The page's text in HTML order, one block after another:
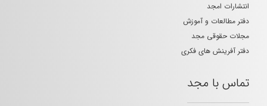
انتشارات امجد
دفتر مطالعات و آموزش
مجلات حقوقی مجد
دفتر آفرینش های فکری
تماس با مجد